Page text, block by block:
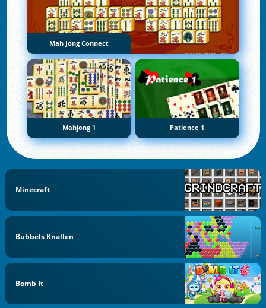
Mah Jong Connect
Mahjong 1 Patience 1
Minecraft
Bubbels Knallen
Bomb It